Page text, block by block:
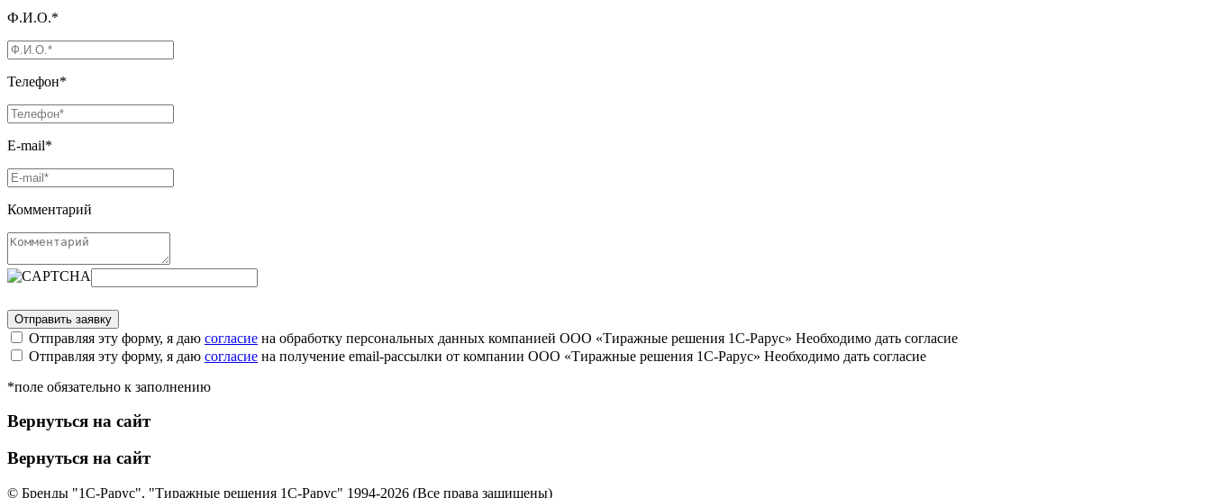
Ф.И.О.*
Телефон*
E-mail*
Комментарий
Отправляя эту форму, я даю согласие на обработку персональных данных компанией ООО «Тиражные решения 1С-Рарус» Необходимо дать согласие
Отправляя эту форму, я даю согласие на получение email-рассылки от компании ООО «Тиражные решения 1С-Рарус» Необходимо дать согласие
*поле обязательно к заполнению
Вернуться на сайт
Вернуться на сайт
© Бренды "1С-Рарус", "Тиражные решения 1С-Рарус" 1994-2026 (Все права защищены)